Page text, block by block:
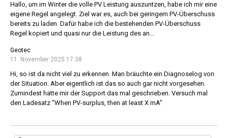
Hallo, um im Winter die volle PV Leistung auszuntzen, habe ich mir eine
eigene Regel angelegt. Ziel war es, auch bei geringem PV-Überschuss
bereits zu laden. Dafür habe ich die bestehenden PV-Überschuss
Regel kopiert und quasi nur die Leistung des an...
Geotec
11. November 2025 17:38
Hi, so ist da nicht viel zu erkennen. Man bräuchte ein Diagnoselog von
der Situation. Aber eigentlich ist das so auch gar nicht vorgesehen.
Zumindest hatte mir der Support das mal geschrieben. Versuch mal
den Ladesatz "When PV-surplus, then at least X mA"